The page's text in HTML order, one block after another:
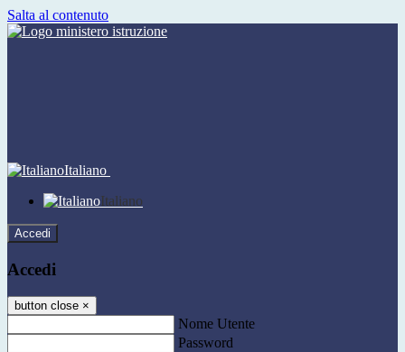
Salta al contenuto
Italiano
Italiano
Accedi
Accedi
button close ×
Nome Utente
Password